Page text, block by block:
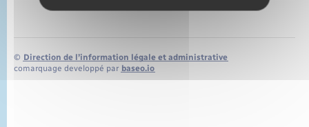
© Direction de l’information légale et administrative
comarquage developpé par baseo.io